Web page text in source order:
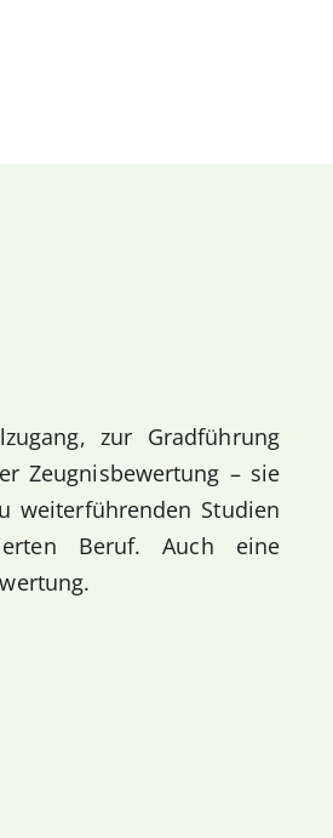
zur Gradführung
Zeugnisbewertung – sie
weiterführenden Studien
Beruf. Auch eine